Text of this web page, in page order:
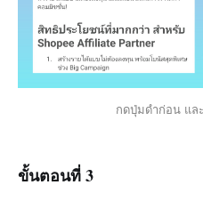
กดปุ่มดำก่อน แล
ขั้นตอนที่ 3